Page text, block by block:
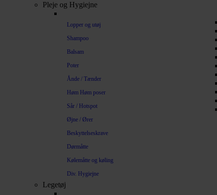
Pleje og Hygiejne
Lopper og utøj
Shampoo
Balsam
Poter
Ånde / Tænder
Høm Høm poser
Sår / Hotspot
Øjne / Ører
Beskyttelseskrave
Dørmåtte
Kølemåtte og køling
Div. Hygiejne
Legetøj